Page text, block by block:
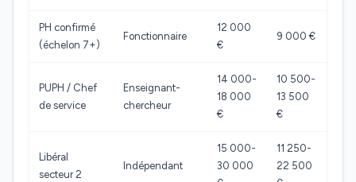
PH confirmé
(échelon 7+)
Fonctionnaire
12 000
€
9 000 €
PUPH / Chef
de service
Enseignant-
chercheur
14 000-
18 000
€
10 500-
13 500
€
Libéral
secteur 2
Indépendant
15 000-
30 000
11 250-
22 500